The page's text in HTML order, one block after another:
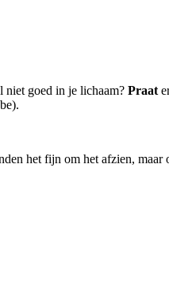
niet goed in je lichaam? Praat
het fijn om het afzien, maar